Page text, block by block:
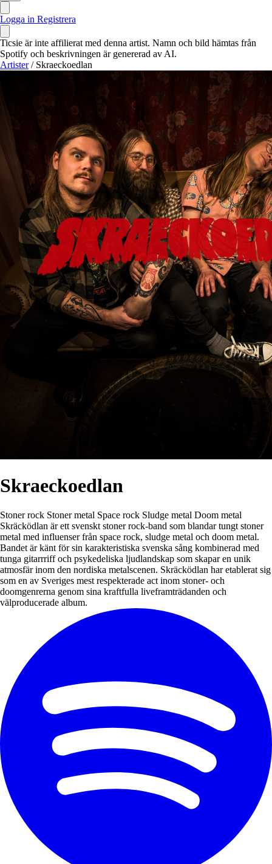
Logga in Registrera
Ticsie är inte affilierat med denna artist. Namn och bild hämtas från
Spotify och beskrivningen är genererad av AI.
Artister / Skraeckoedlan
Skraeckoedlan
Stoner rock Stoner metal Space rock Sludge metal Doom metal
Skräcködlan är ett svenskt stoner rock-band som blandar tungt stoner
metal med influenser från space rock, sludge metal och doom metal.
Bandet är känt för sin karakteristiska svenska sång kombinerad med
tunga gitarrriff och psykedeliska ljudlandskap som skapar en unik
atmosfär inom den nordiska metalscenen. Skräcködlan har etablerat sig
som en av Sveriges mest respekterade act inom stoner- och
doomgenrerna genom sina kraftfulla liveframträdanden och
välproducerade album.